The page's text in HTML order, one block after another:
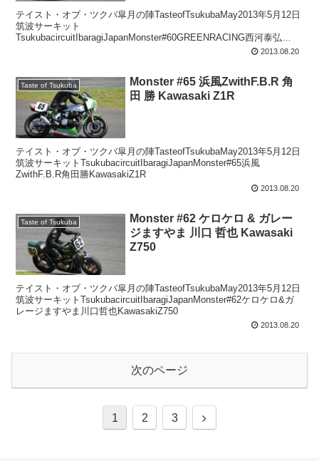
テイスト・オブ・ツクバ皐月の陣TasteofTsukubaMay2013年5月12日
筑波サーキット
TsukubacircuitIbaragiJapanMonster#60GREENRACING西河泰弘
2013.08.20
Taste of Tsukuba
Monster #65 浜風ZwithF.B.R 角
田 勝 Kawasaki Z1R
テイスト・オブ・ツクバ皐月の陣TasteofTsukubaMay2013年5月12日
筑波サーキットTsukubacircuitIbaragiJapanMonster#65浜風
ZwithF.B.R角田勝KawasakiZ1R
2013.08.20
Taste of Tsukuba
Monster #62 ケロケロ & ガレー
ジますやま 川口 哲也 Kawasaki
Z750
テイスト・オブ・ツクバ皐月の陣TasteofTsukubaMay2013年5月12日
筑波サーキットTsukubacircuitIbaragiJapanMonster#62ケロケロ&ガ
レージますやま川口哲也KawasakiZ750
2013.08.20
次のページ
1 2 3
次